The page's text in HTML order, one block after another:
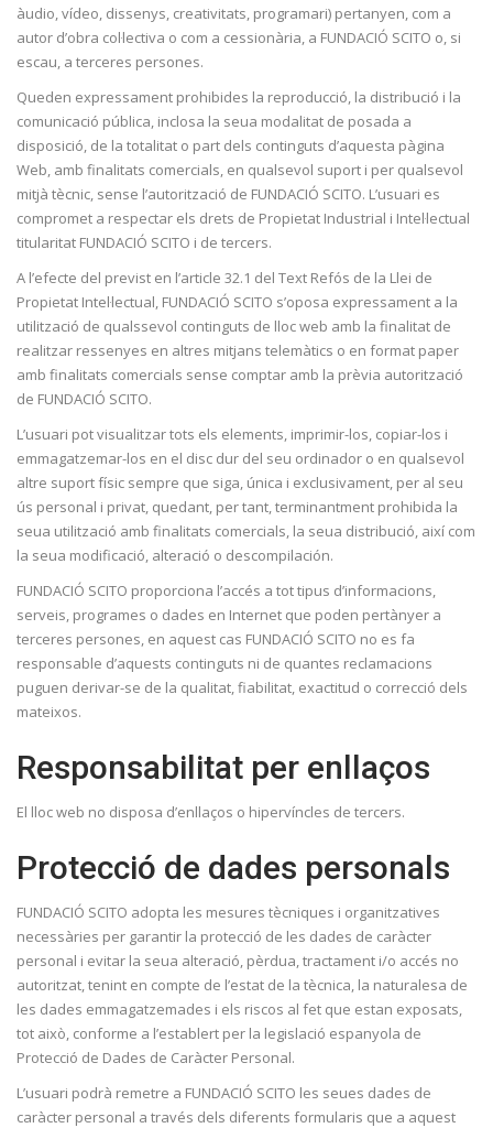
àudio, vídeo, dissenys, creativitats, programari) pertanyen, com a
autor d’obra col·lectiva o com a cessionària, a FUNDACIÓ SCITO o, si
escau, a terceres persones.
Queden expressament prohibides la reproducció, la distribució i la
comunicació pública, inclosa la seua modalitat de posada a
disposició, de la totalitat o part dels continguts d’aquesta pàgina
Web, amb finalitats comercials, en qualsevol suport i per qualsevol
mitjà tècnic, sense l’autorització de FUNDACIÓ SCITO. L’usuari es
compromet a respectar els drets de Propietat Industrial i Intel·lectual
titularitat FUNDACIÓ SCITO i de tercers.
A l’efecte del previst en l’article 32.1 del Text Refós de la Llei de
Propietat Intel·lectual, FUNDACIÓ SCITO s’oposa expressament a la
utilització de qualssevol continguts de lloc web amb la finalitat de
realitzar ressenyes en altres mitjans telemàtics o en format paper
amb finalitats comercials sense comptar amb la prèvia autorització
de FUNDACIÓ SCITO.
L’usuari pot visualitzar tots els elements, imprimir-los, copiar-los i
emmagatzemar-los en el disc dur del seu ordinador o en qualsevol
altre suport físic sempre que siga, única i exclusivament, per al seu
ús personal i privat, quedant, per tant, terminantment prohibida la
seua utilització amb finalitats comercials, la seua distribució, així com
la seua modificació, alteració o descompilación.
FUNDACIÓ SCITO proporciona l’accés a tot tipus d’informacions,
serveis, programes o dades en Internet que poden pertànyer a
terceres persones, en aquest cas FUNDACIÓ SCITO no es fa
responsable d’aquests continguts ni de quantes reclamacions
puguen derivar-se de la qualitat, fiabilitat, exactitud o correcció dels
mateixos.
Responsabilitat per enllaços
El lloc web no disposa d’enllaços o hipervíncles de tercers.
Protecció de dades personals
FUNDACIÓ SCITO adopta les mesures tècniques i organitzatives
necessàries per garantir la protecció de les dades de caràcter
personal i evitar la seua alteració, pèrdua, tractament i/o accés no
autoritzat, tenint en compte de l’estat de la tècnica, la naturalesa de
les dades emmagatzemades i els riscos al fet que estan exposats,
tot això, conforme a l’establert per la legislació espanyola de
Protecció de Dades de Caràcter Personal.
L’usuari podrà remetre a FUNDACIÓ SCITO les seues dades de
caràcter personal a través dels diferents formularis que a aquest